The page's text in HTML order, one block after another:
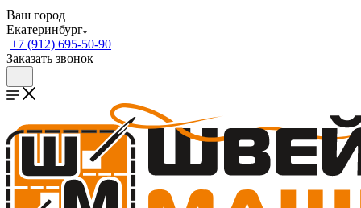
Ваш город
Екатеринбург
+7 (912) 695-50-90
Заказать звонок